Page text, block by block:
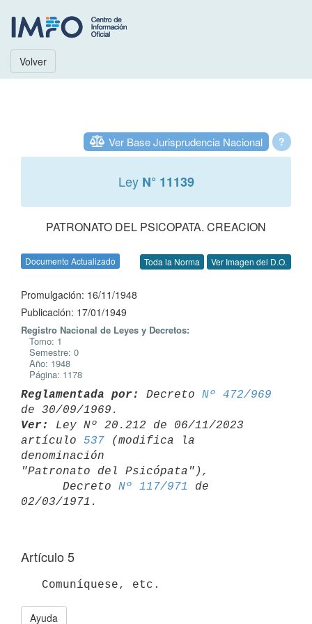
Volver
?
Ver Base Jurisprudencia Nacional
Ley N° 11139
PATRONATO DEL PSICOPATA. CREACION
Documento Actualizado Toda la Norma Ver Imagen del D.O.
Promulgación: 16/11/1948
Publicación: 17/01/1949
Registro Nacional de Leyes y Decretos:
Tomo: 1
Semestre: 0
Año: 1948
Página: 1178
Reglamentada por: Decreto Nº 472/969
Ver:
Ley Nº 20.212 de 06/11/2023
artículo 537 (modifica la
denominación
"Patronato del Psicópata"),
      Decreto
Nº 117/971
de
Artículo 5
   Comuníquese, etc.
Ayuda